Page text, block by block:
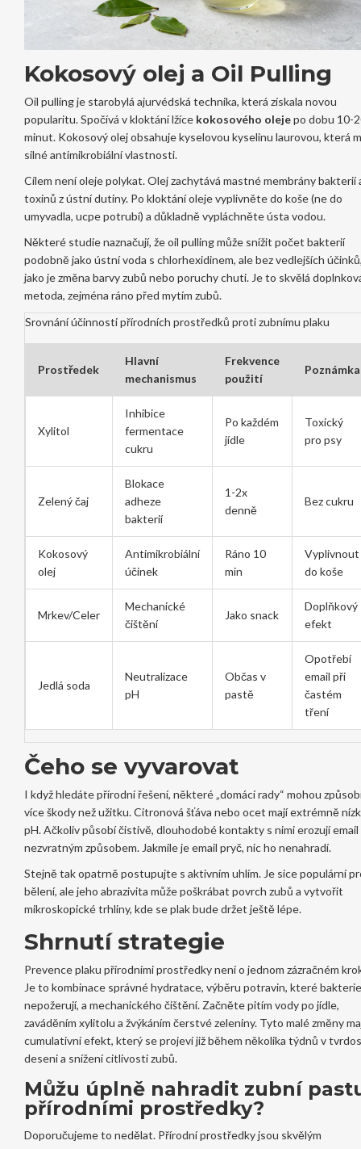
Kokosový olej a Oil Pulling
Oil pulling je starobylá ajurvédská technika, která získala novou
popularitu. Spočívá v kloktání lžíce kokosového olejepo dobu 10-
minut. Kokosový olej obsahuje kyselovou kyselinu laurovou, která
silné antimikrobiální vlastnosti.
Cílem není oleje polykat. Olej zachytává mastné membrány bakterií
toxinů z ústní dutiny. Po kloktání oleje vyplivněte do koše (ne do
umyvadla, ucpe potrubí) a důkladně vypláchněte ústa vodou.
Některé studie naznačují, že oil pulling může snížit počet bakterií
podobně jako ústní voda s chlorhexidinem, ale bez vedlejších
jako je změna barvy zubů nebo poruchy chuti. Je to skvělá
metoda, zejména ráno před mytím zubů.
Srovnání účinnosti přírodních prostředků proti zubnímu plaku
Prostředek
Hlavní
mechanismus
Frekvence
použití
Poznámka
Xylitol
Inhibice
fermentace
cukru
Po každém
jídle
Toxický
pro psy
Zelený čaj
Blokace
adheze
bakterií
1-2x
denně
Bez cukru
Kokosový
olej
Antimikrobiální
účinek
Ráno 10
min
Vyplivnout
do koše
Mrkev/Celer
Mechanické
čištění
Jako snack
Doplňkový
efekt
Jedlá soda
Neutralizace
pH
Občas v
pastě
Opotřebí
email při
častém
tření
Čeho se vyvarovat
I když hledáte přírodní řešení, některé „domácí rady“ mohou
více škody než užitku. Citronová šťáva nebo ocet mají extrémně
pH. Ačkoliv působí čistivě, dlouhodobé kontakty s nimi erozují email
nezvratným způsobem. Jakmile je email pryč, nic ho nenahradí.
Stejně tak opatrně postupujte s aktivním uhlím. Je sice populární
bělení, ale jeho abrazivita může poškrábat povrch zubů a vytvořit
mikroskopické trhliny, kde se plak bude držet ještě lépe.
Shrnutí strategie
Prevence plaku přírodními prostředky není o jednom zázračném
Je to kombinace správné hydratace, výběru potravin, které bakterie
nepožerují, a mechanického čištění. Začněte pitím vody po jídle,
zaváděním xylitolu a žvýkáním čerstvé zeleniny. Tyto malé změny
cumulativní efekt, který se projeví již během několika týdnů v
deseni a snížení citlivosti zubů.
Můžu úplně nahradit zubní
přírodními prostředky?
Doporučujeme to nedělat. Přírodní prostředky jsou skvělým